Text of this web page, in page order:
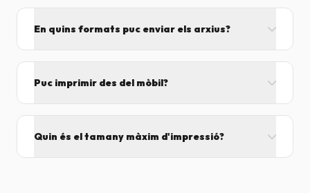
En quins formats puc enviar els arxius?
Word i Excel.
Puc imprimir des del mòbil?
Quin és el tamany màxim d'impressió?